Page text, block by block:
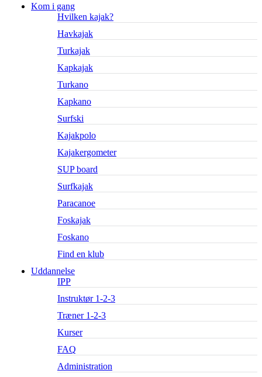
Kom i gang
Hvilken kajak?
Havkajak
Turkajak
Kapkajak
Turkano
Kapkano
Surfski
Kajakpolo
Kajakergometer
SUP board
Surfkajak
Paracanoe
Foskajak
Foskano
Find en klub
Uddannelse
IPP
Instruktør 1-2-3
Træner 1-2-3
Kurser
FAQ
Administration